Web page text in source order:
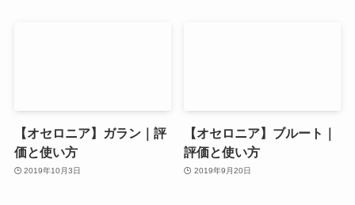
【オセロニア】ガラン｜評
価と使い方
2019年10月3日
【オセロニア】ブルート｜
評価と使い方
2019年9月20日